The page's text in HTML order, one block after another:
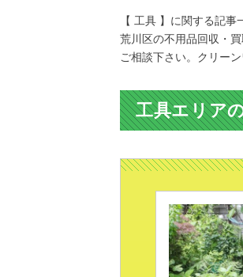
【 工具 】に関する記事
荒川区の不用品回収・
ご相談下さい。クリー
工具エリア